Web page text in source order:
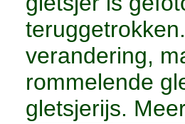
verandering,
rommelende
gletsjerijs.